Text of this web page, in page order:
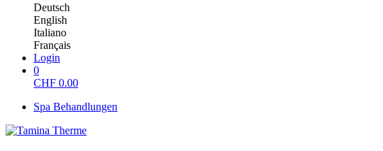
Deutsch
English
Italiano
Français
Login
0
CHF 0.00
Spa Behandlungen